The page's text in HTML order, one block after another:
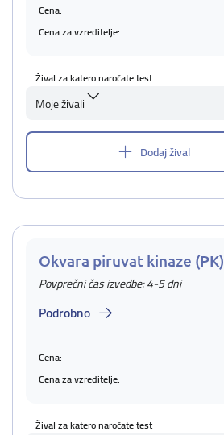
Cena:
Cena za vzreditelje:
Žival za katero naročate test
Moje živali
Dodaj žival
Okvara piruvat kinaze (PK)
Povprečni čas izvedbe: 4-5 dni
Podrobno
Cena:
Cena za vzreditelje:
Žival za katero naročate test